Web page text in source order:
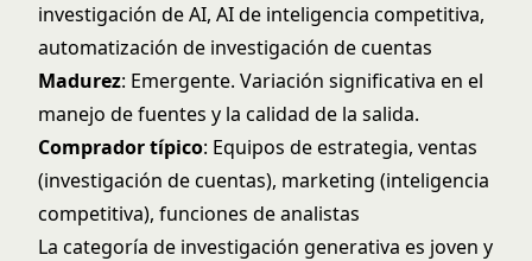
investigación de AI, AI de inteligencia competitiva,
automatización de investigación de cuentas
Madurez: Emergente. Variación significativa en el
manejo de fuentes y la calidad de la salida.
Comprador típico: Equipos de estrategia, ventas
(investigación de cuentas), marketing (inteligencia
competitiva), funciones de analistas
La categoría de investigación generativa es joven y